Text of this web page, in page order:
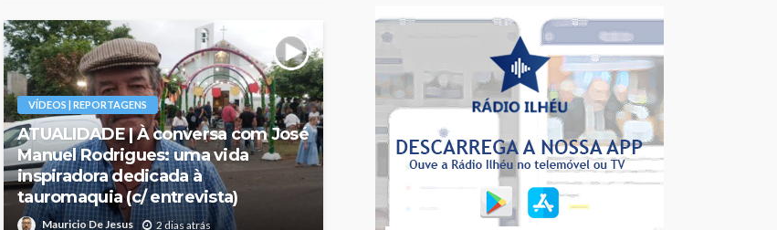
VÍDEOS | REPORTAGENS
ATUALIDADE | À conversa com José
Manuel Rodrigues: uma vida
inspiradora dedicada à
tauromaquia (c/ entrevista)
Mauricio De Jesus 2 dias atrás